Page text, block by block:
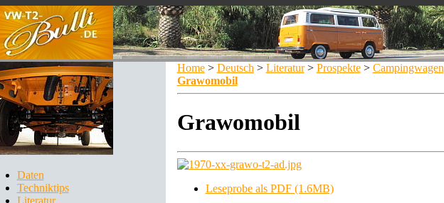
Daten
Techniktips
Literatur
Home > Deutsch > Literatur > Prospekte > Campingwagen
Grawomobil
Grawomobil
Leseprobe als PDF (1.6MB)